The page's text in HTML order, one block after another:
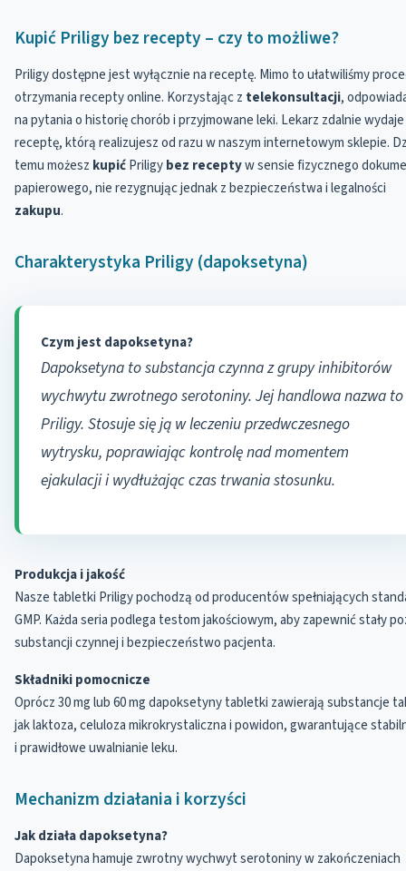
Kupić Priligy bez recepty – czy to możliwe?
Priligy dostępne jest wyłącznie na receptę. Mimo to ułatwiliśmy
otrzymania recepty online. Korzystając z telekonsultacji,
na pytania o historię chorób i przyjmowane leki. Lekarz zdalnie
receptę, którą realizujesz od razu w naszym internetowym sklepie.
temu możesz kupićPriligybez receptyw sensie fizycznego
papierowego, nie rezygnując jednak z bezpieczeństwa i legalności
zakupu.
Charakterystyka Priligy (dapoksetyna)
Czym jest dapoksetyna?
Dapoksetyna to substancja czynna z grupy inhibitorów
wychwytu zwrotnego serotoniny. Jej handlowa nazwa to
Priligy. Stosuje się ją w leczeniu przedwczesnego
wytrysku, poprawiając kontrolę nad momentem
ejakulacji i wydłużając czas trwania stosunku.
Produkcja i jakość
Nasze tabletki Priligy pochodzą od producentów spełniających
GMP. Każda seria podlega testom jakościowym, aby zapewnić stały
substancji czynnej i bezpieczeństwo pacjenta.
Składniki pomocnicze
Oprócz 30 mg lub 60 mg dapoksetyny tabletki zawierają substancje
jak laktoza, celuloza mikrokrystaliczna i powidon, gwarantujące
i prawidłowe uwalnianie leku.
Mechanizm działania i korzyści
Jak działa dapoksetyna?
Dapoksetyna hamuje zwrotny wychwyt serotoniny w zakończeniach